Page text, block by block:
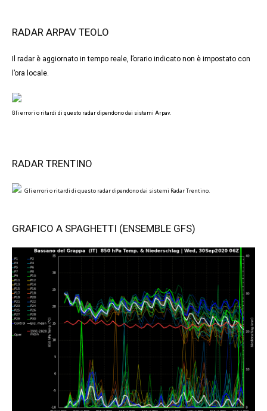
RADAR ARPAV TEOLO
Il radar è aggiornato in tempo reale, l’orario indicato non è impostato con
l’ora locale.
Gli errori o ritardi di questo radar dipendono dai sistemi Arpav.
RADAR TRENTINO
Gli errori o ritardi di questo radar dipendono dai sistemi Radar Trentino.
GRAFICO A SPAGHETTI (ENSEMBLE GFS)